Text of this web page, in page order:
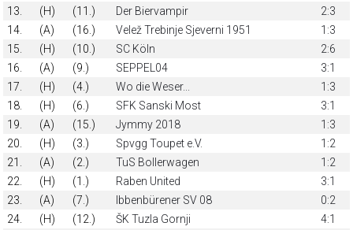
13.
(H) (11.) Der Biervampir
2:3
14.
(A) (16.) Velež Trebinje Sjeverni 1951
1:3
15.
(H) (10.) SC Köln
2:6
16.
(A) (9.) SEPPEL04
3:1
17.
(H) (4.) Wo die Weser...
1:3
18.
(H) (6.) SFK Sanski Most
3:1
19.
(A) (15.) Jymmy 2018
1:3
20.
(H) (3.) Spvgg Toupet e.V.
1:2
21.
(A) (2.) TuS Bollerwagen
1:2
22.
(H) (1.) Raben United
3:1
23.
(A) (7.) Ibbenbürener SV 08
0:2
24.
(H) (12.) ŠK Tuzla Gornji
4:1